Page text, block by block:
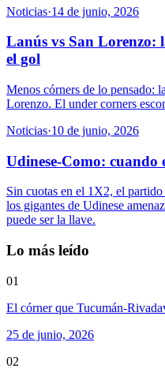
Noticias·14 de junio, 2026
Lanús vs San Lorenzo:
el gol
Menos córners de lo pensado:
Lorenzo. El under corners
Noticias·10 de junio, 2026
Udinese-Como: cuando
Sin cuotas en el 1X2, el
los gigantes de Udinese
puede ser la llave.
Lo más leído
01
El córner que Tucumán-
25 de junio, 2026
02